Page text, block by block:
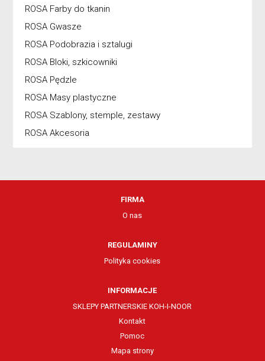
ROSA Farby do tkanin
ROSA Gwasze
ROSA Podobrazia i sztalugi
ROSA Bloki, szkicowniki
ROSA Pędzle
ROSA Masy plastyczne
ROSA Szablony, stemple, zestawy
ROSA Akcesoria
FIRMA
O nas
REGULAMINY
Polityka cookies
INFORMACJE
SKLEPY PARTNERSKIE KOH-I-NOOR
Kontakt
Pomoc
Mapa strony